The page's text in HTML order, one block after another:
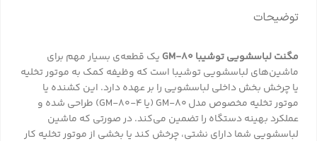
توضیحات
مگنت لباسشویی توشیبا GM‑80
یک قطعه‌ی بسیار مهم برای
ماشین‌های لباسشویی توشیبا است که وظیفه کمک به موتور تخلیه
یا چرخش بخش داخلی لباسشویی را بر عهده دارد. این کشنده یا
موتور تخلیه مخصوص مدل GM‑80 (یا GM‑80‑4) طراحی شده و
عملکرد بهینه دستگاه را تضمین می‌کند. در صورتی که ماشین
لباسشویی شما دارای نشتی، چرخش کند یا بخشی از موتور تخلیه کار